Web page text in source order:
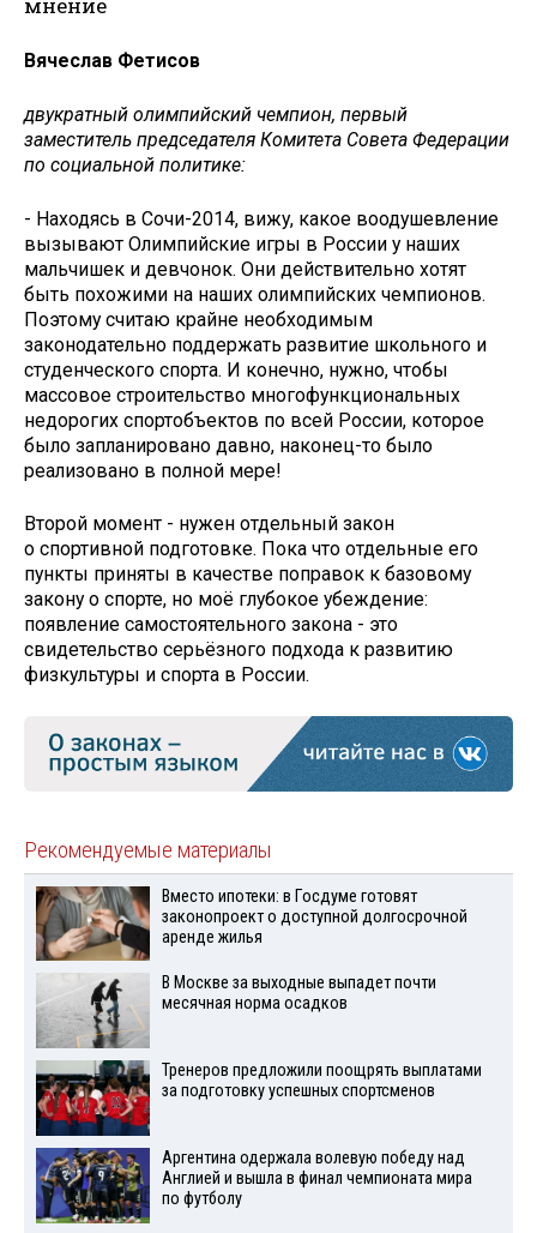
мнение
Вячеслав Фетисов
двукратный олимпийский чемпион, первый
заместитель председателя Комитета Совета Федерации
по социальной политике:
- Находясь в Сочи-2014, вижу, какое воодушевление
вызывают Олимпийские игры в России у наших
мальчишек и девчонок. Они действительно хотят
быть похожими на наших олимпийских чемпионов.
Поэтому считаю крайне необходимым
законодательно поддержать развитие школьного и
студенческого спорта. И конечно, нужно, чтобы
массовое строительство многофункциональных
недорогих спортобъектов по всей России, которое
было запланировано давно, наконец-то было
реализовано в полной мере!
Второй момент - нужен отдельный закон
о спортивной подготовке. Пока что отдельные его
пункты приняты в качестве поправок к базовому
закону о спорте, но моё глубокое убеждение:
появление самостоятельного закона - это
свидетельство серьёзного подхода к развитию
физкультуры и спорта в России.
Рекомендуемые материалы
Вместо ипотеки: в Госдуме готовят
законопроект о доступной долгосрочной
аренде жилья
В Москве за выходные выпадет почти
месячная норма осадков
Тренеров предложили поощрять выплатами
за подготовку успешных спортсменов
Аргентина одержала волевую победу над
Англией и вышла в финал чемпионата мира
по футболу